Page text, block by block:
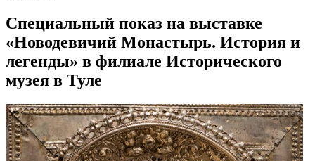
Специальный показ на выставке
«Новодевичий Монастырь. История и
легенды» в филиале Исторического
музея в Туле